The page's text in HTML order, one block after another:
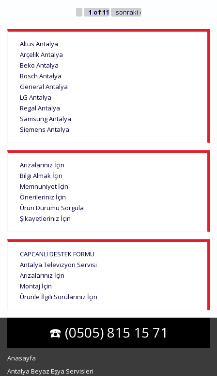
1 of 11 sonraki ›
Altus Antalya
Arçelik Antalya
Beko Antalya
Bosch Antalya
General Antalya
LG Antalya
Regal Antalya
Samsung Antalya
Siemens Antalya
Arızalarınız İçin
Bilgi Almak İçin
Memnuniyet İçin
Önerileriniz İçin
Ürün Durumu Sorgula
Şikayetleriniz İçin
CAPCANLI DESTEK FORMU
Antalya Televizyon Servisi
Arızalarınız İçin
Montaj İçin
Ürünle İlgili Sorularınız İçin
☎️ (0505) 815 15 71
Anasayfa
Antalya Beyaz Eşya Servisleri